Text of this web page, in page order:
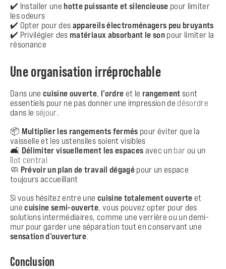
✔️ Installer une hotte puissante et silencieuse pour limiter
les odeurs
✔️ Opter pour des appareils électroménagers peu bruyants
✔️ Privilégier des matériaux absorbant le sonpour limiter la
résonance
Une organisation irréprochable
Dans unecuisine ouverte, l’ordre et le rangement sont
essentiels pour ne pas donner une impression de désordre
dans le séjour.
📦 Multiplier les rangements fermés pour éviter que la
vaisselle et les ustensiles soient visibles
🛋️ Délimiter visuellement les espaces avec un bar ou un
îlot central
🧼 Prévoir un plan de travail dégagépour un espace
toujours accueillant
Si vous hésitez entre une cuisine totalement ouverte et
unecuisine semi-ouverte, vous pouvez opter pour des
solutions intermédiaires, comme une verrière ou un demi-
mur pour garder une séparation tout en conservant une
sensation d’ouverture.
Conclusion